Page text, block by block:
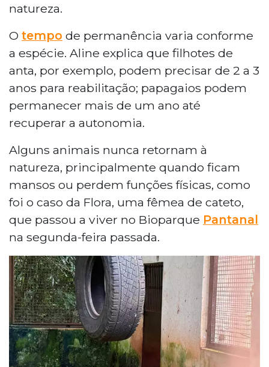
natureza.
O tempo de permanência varia conforme
a espécie. Aline explica que filhotes de
anta, por exemplo, podem precisar de 2 a 3
anos para reabilitação; papagaios podem
permanecer mais de um ano até
recuperar a autonomia.
Alguns animais nunca retornam à
natureza, principalmente quando ficam
mansos ou perdem funções físicas, como
foi o caso da Flora, uma fêmea de cateto,
que passou a viver no Bioparque Pantanal
na segunda-feira passada.